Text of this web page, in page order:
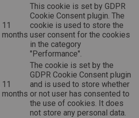
11
months
This cookie is set by GDPR
Cookie Consent plugin. The
cookie is used to store the
user consent for the cookies
in the category
"Performance".
11
months
The cookie is set by the
GDPR Cookie Consent plugin
and is used to store whether
or not user has consented to
the use of cookies. It does
not store any personal data.